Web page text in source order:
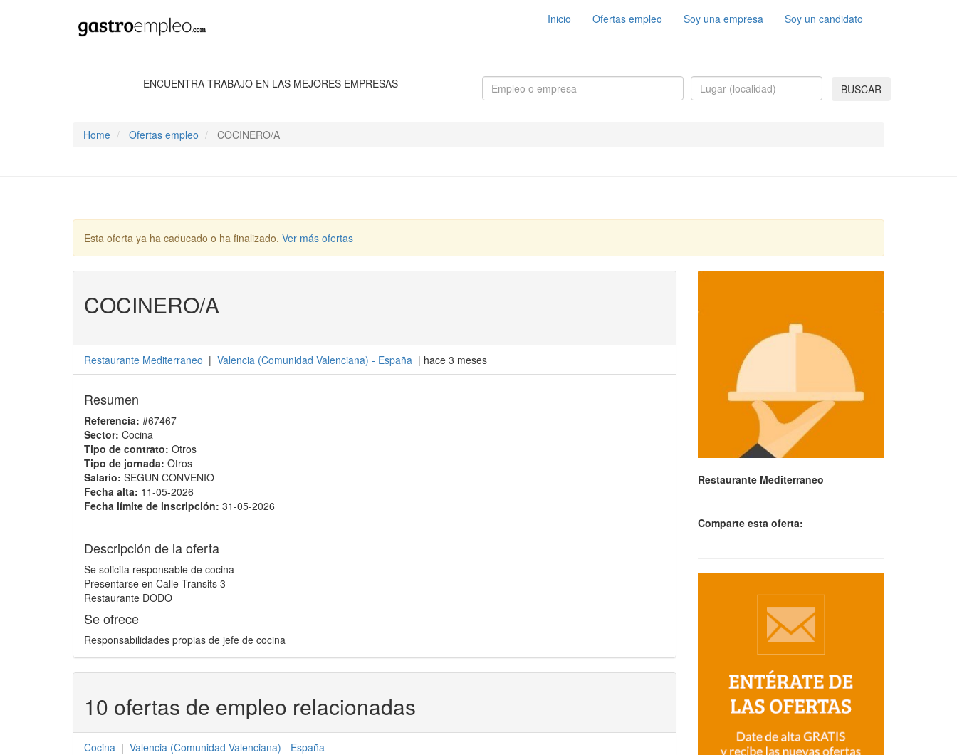
Inicio Ofertas empleo Soy una empresa Soy un candidato
ENCUENTRA TRABAJO EN LAS MEJORES EMPRESAS BUSCAR
Home Ofertas empleo COCINERO/A
Esta oferta ya ha caducado o ha finalizado. Ver más ofertas
COCINERO/A
Restaurante Mediterraneo | Valencia (Comunidad Valenciana) - España | hace 3 meses
Resumen
Referencia: #67467
Sector: Cocina
Tipo de contrato: Otros
Tipo de jornada: Otros
Salario: SEGUN CONVENIO
Fecha alta: 11-05-2026
Fecha límite de inscripción: 31-05-2026
Descripción de la oferta
Se solicita responsable de cocina
Presentarse en Calle Transits 3
Restaurante DODO
Se ofrece
Responsabilidades propias de jefe de cocina
10 ofertas de empleo relacionadas
Cocina | Valencia (Comunidad Valenciana) - España
Restaurante Mediterraneo
Comparte esta oferta: